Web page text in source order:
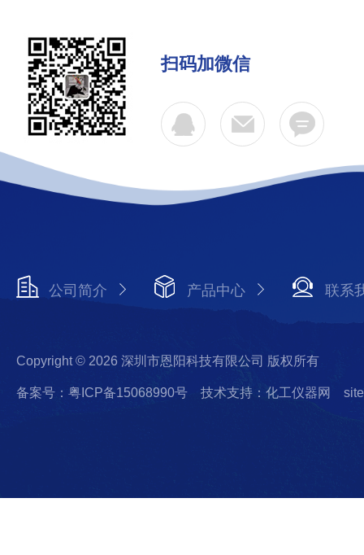
扫码加微信
公司简介 产品中心 联系
Copyright © 2026 深圳市恩阳科技有限公司 版权所有
备案号：粤ICP备15068990号 技术支持：化工仪器网